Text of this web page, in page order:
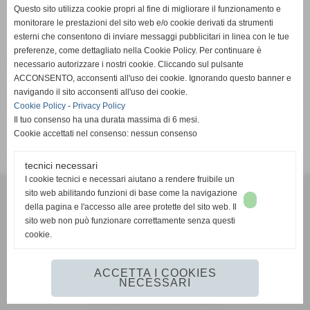
Home
Pagina non trovata
Attenzione: la pagina richiesta non è più presente su questo
sito web. È stata rimossa o modificata.
VIA VETERANI DELLO SPORT
54027 PONTREMOLI (MS)
Realizzazione siti web www.sitoper.it
Questo sito utilizza cookie propri al fine di migliorare il funzionamento e
monitorare le prestazioni del sito web e/o cookie derivati da strumenti
esterni che consentono di inviare messaggi pubblicitari in linea con le tue
preferenze, come dettagliato nella Cookie Policy. Per continuare è
necessario autorizzare i nostri cookie. Cliccando sul pulsante
ACCONSENTO, acconsenti all'uso dei cookie. Ignorando questo banner e
navigando il sito acconsenti all'uso dei cookie.
Cookie Policy - Privacy Policy
Il tuo consenso ha una durata massima di 6 mesi.
Cookie accettati nel consenso: nessun consenso
tecnici necessari
I cookie tecnici e necessari aiutano a rendere fruibile un
sito web abilitando funzioni di base come la navigazione
della pagina e l'accesso alle aree protette del sito web. Il
sito web non può funzionare correttamente senza questi
cookie.
ACCETTA I COOKIES
NECESSARI